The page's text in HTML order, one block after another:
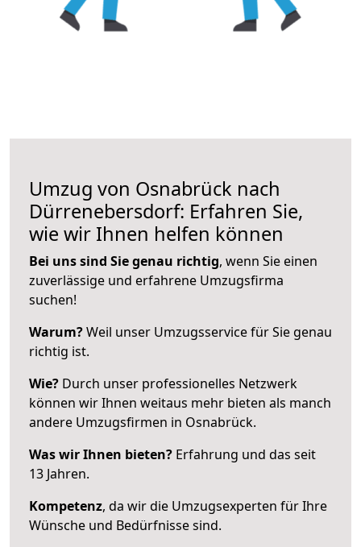
Umzug von Osnabrück nach
Dürrenebersdorf: Erfahren Sie,
wie wir Ihnen helfen können
Bei uns sind Sie genau richtig, wenn Sie einen
zuverlässige und erfahrene Umzugsfirma
suchen!
Warum?Weil unser Umzugsservice für Sie genau
richtig ist.
Wie? Durch unser professionelles Netzwerk
können wir Ihnen weitaus mehr bieten als manch
andere Umzugsfirmen in Osnabrück.
Was wir Ihnen bieten? Erfahrung und das seit
13 Jahren.
Kompetenz, da wir die Umzugsexperten für Ihre
Wünsche und Bedürfnisse sind.